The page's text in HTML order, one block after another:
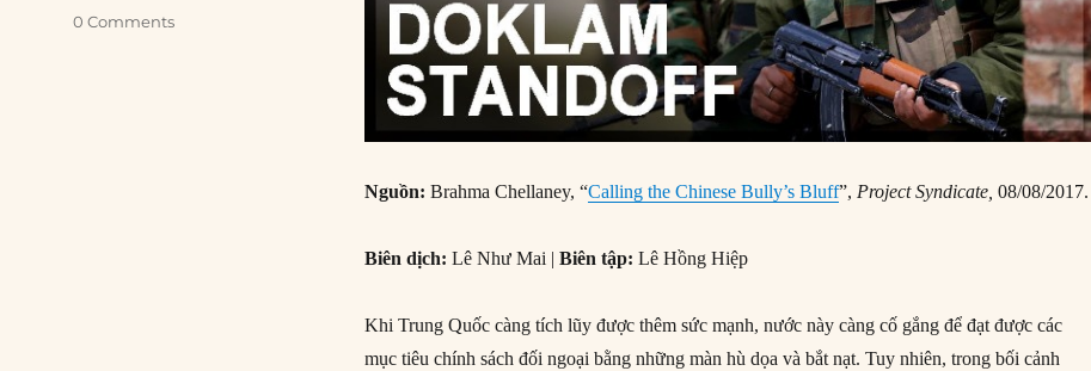
Nguồn:Brahma Chellaney, “Calling the Chinese Bully’s Bluff”, Project Syndicate,08/08/2017.
Biên dịch:Lê Như Mai |Biên tập:Lê Hồng Hiệp
Khi Trung Quốc càng tích lũy được thêm sức mạnh, nước này càng cố gắng để đạt được các
mục tiêu chính sách đối ngoại bằng những màn hù dọa và bắt nạt. Tuy nhiên, trong bối cảnh
0 Comments